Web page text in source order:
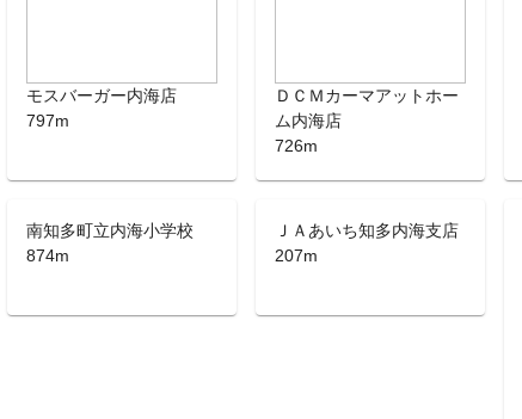
モスバーガー内海店
797m
ＤＣＭカーマアットホー
ム内海店
726m
南知多町立内海小学校
874m
ＪＡあいち知多内海支店
207m